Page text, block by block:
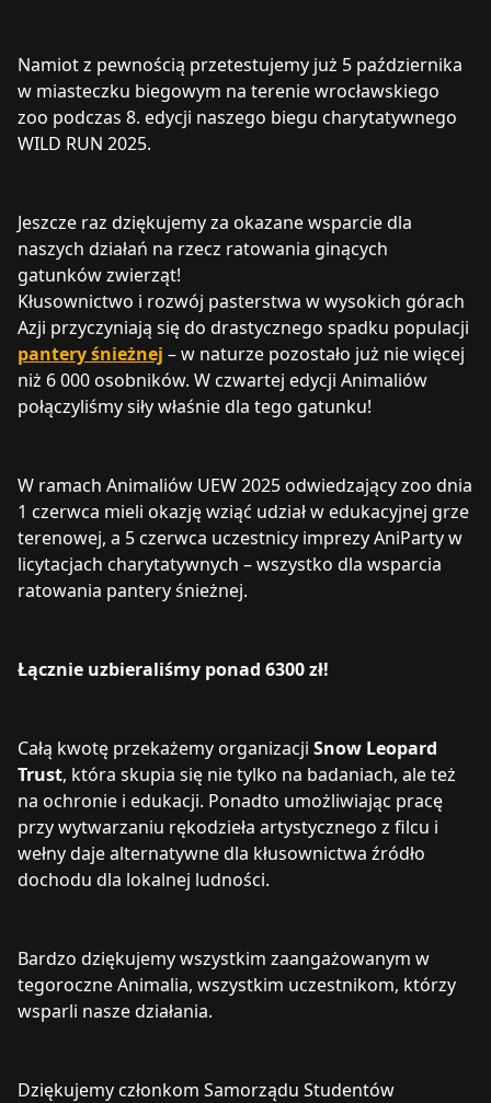
Namiot z pewnością przetestujemy już 5 października
w miasteczku biegowym na terenie wrocławskiego
zoo podczas 8. edycji naszego biegu charytatywnego
WILD RUN 2025.
Jeszcze raz dziękujemy za okazane wsparcie dla
naszych działań na rzecz ratowania ginących
gatunków zwierząt!
Kłusownictwo i rozwój pasterstwa w wysokich górach
Azji przyczyniają się do drastycznego spadku populacji
pantery śnieżnej – w naturze pozostało już nie więcej
niż 6 000 osobników. W czwartej edycji Animaliów
połączyliśmy siły właśnie dla tego gatunku!
W ramach Animaliów UEW 2025 odwiedzający zoo dnia
1 czerwca mieli okazję wziąć udział w edukacyjnej grze
terenowej, a 5 czerwca uczestnicy imprezy AniParty w
licytacjach charytatywnych – wszystko dla wsparcia
ratowania pantery śnieżnej.
Łącznie uzbieraliśmy ponad 6300 zł!
Całą kwotę przekażemy organizacji Snow Leopard
Trust, która skupia się nie tylko na badaniach, ale też
na ochronie i edukacji. Ponadto umożliwiając pracę
przy wytwarzaniu rękodzieła artystycznego z filcu i
wełny daje alternatywne dla kłusownictwa źródło
dochodu dla lokalnej ludności.
Bardzo dziękujemy wszystkim zaangażowanym w
tegoroczne Animalia, wszystkim uczestnikom, którzy
wsparli nasze działania.
Dziękujemy członkom Samorządu Studentów